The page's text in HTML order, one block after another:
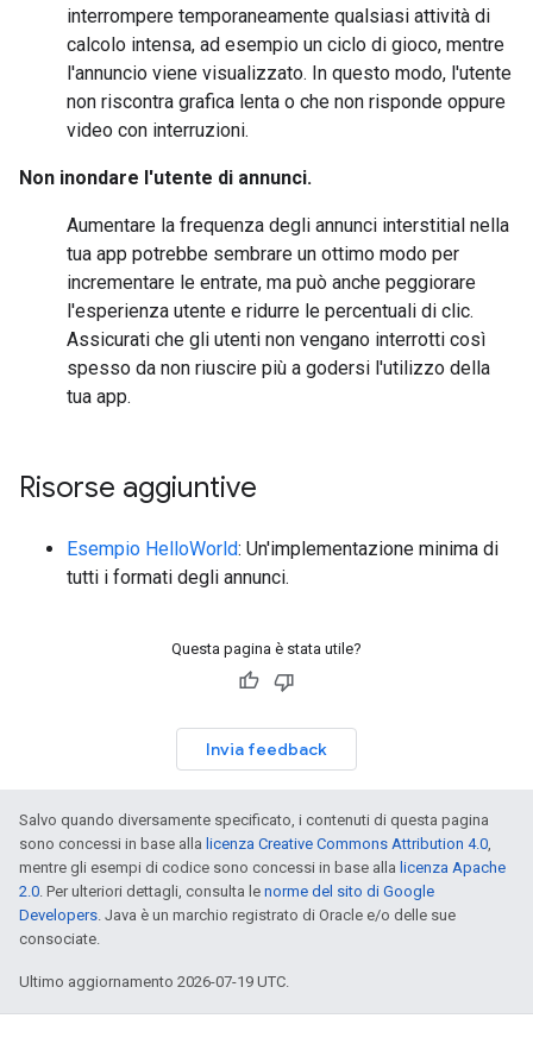
interrompere temporaneamente qualsiasi attività di
calcolo intensa, ad esempio un ciclo di gioco, mentre
l'annuncio viene visualizzato. In questo modo, l'utente
non riscontra grafica lenta o che non risponde oppure
video con interruzioni.
Non inondare l'utente di annunci.
Aumentare la frequenza degli annunci interstitial nella
tua app potrebbe sembrare un ottimo modo per
incrementare le entrate, ma può anche peggiorare
l'esperienza utente e ridurre le percentuali di clic.
Assicurati che gli utenti non vengano interrotti così
spesso da non riuscire più a godersi l'utilizzo della
tua app.
Risorse aggiuntive
Esempio HelloWorld: Un'implementazione minima di
tutti i formati degli annunci.
Questa pagina è stata utile?
Invia feedback
Salvo quando diversamente specificato, i contenuti di questa pagina
sono concessi in base alla licenza Creative Commons Attribution 4.0,
mentre gli esempi di codice sono concessi in base alla licenza Apache
2.0. Per ulteriori dettagli, consulta le norme del sito di Google
Developers. Java è un marchio registrato di Oracle e/o delle sue
consociate.
Ultimo aggiornamento 2026-07-19 UTC.